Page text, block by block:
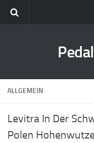
Kulinarik
ALLGEMEIN
Levitra In Der
Polen